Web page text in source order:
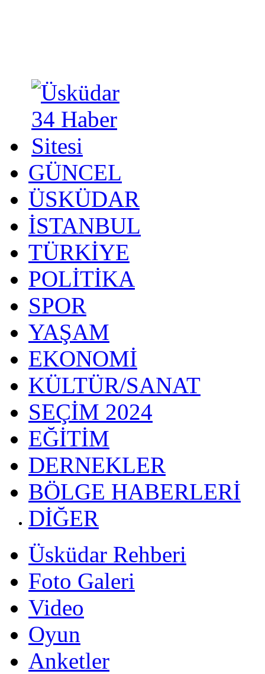
GÜNCEL
ÜSKÜDAR
İSTANBUL
TÜRKİYE
POLİTİKA
SPOR
YAŞAM
EKONOMİ
KÜLTÜR/SANAT
SEÇİM 2024
EĞİTİM
DERNEKLER
BÖLGE HABERLERİ
DİĞER
Üsküdar Rehberi
Foto Galeri
Video
Oyun
Anketler